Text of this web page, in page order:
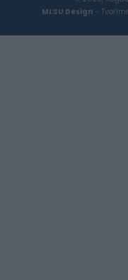
MI:SU Design -